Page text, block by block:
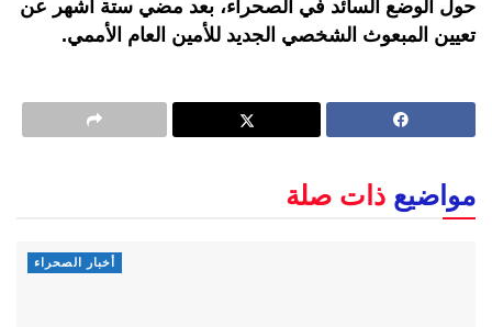
حول الوضع السائد في الصحراء، بعد مضي ستة أشهر عن
تعيين المبعوث الشخصي الجديد للأمين العام الأممي.
مواضيع ذات صلة
أخبار الصحراء